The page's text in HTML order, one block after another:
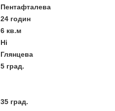
Пентафталева
24 годин
6 кв.м
Ні
Глянцева
5 град.
35 град.